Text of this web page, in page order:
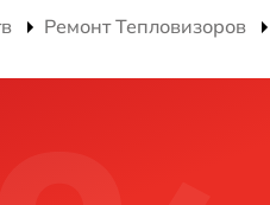
Ремонт Тепловизоров